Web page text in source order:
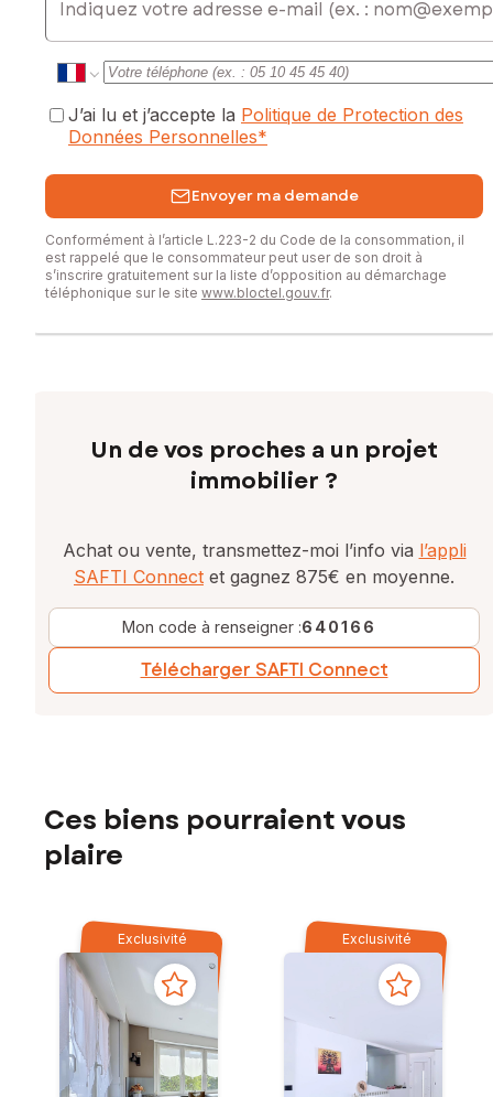
J’ai lu et j’accepte la Politique de Protection des
Données Personnelles*
Envoyer ma demande
Conformément à l’article L.223-2 du Code de la consommation, il
est rappelé que le consommateur peut user de son droit à
s’inscrire gratuitement sur la liste d’opposition au démarchage
téléphonique sur le site www.bloctel.gouv.fr.
Un de vos proches a un projet
immobilier ?
Achat ou vente, transmettez-moi l’info via l’appli
SAFTI Connect et gagnez 875€ en moyenne.
Mon code à renseigner :640166
Télécharger SAFTI Connect
Ces biens pourraient vous
plaire
Exclusivité Exclusivité